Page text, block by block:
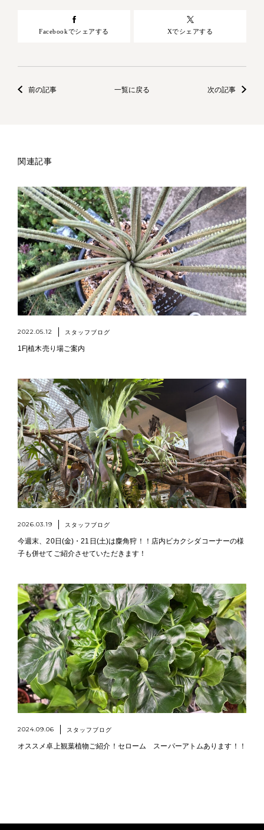
Facebookでシェアする Xでシェアする
前の記事 一覧に戻る 次の記事
関連記事
2022.05.12 スタッフブログ
1F|植木売り場ご案内
2026.03.19 スタッフブログ
今週末、20日(金)・21日(土)は麋角狩！！店内ビカクシダコーナーの様
子も併せてご紹介させていただきます！
2024.09.06 スタッフブログ
オススメ卓上観葉植物ご紹介！セローム スーパーアトムあります！！